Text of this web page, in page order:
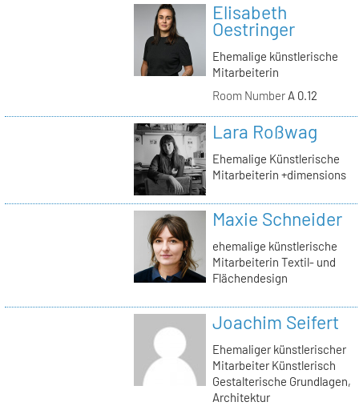
Elisabeth
Oestringer
Ehemalige künstlerische
Mitarbeiterin
Room NumberA 0.12
Lara Roßwag
Ehemalige Künstlerische
Mitarbeiterin +dimensions
Maxie Schneider
ehemalige künstlerische
Mitarbeiterin Textil- und
Flächendesign
Joachim Seifert
Ehemaliger künstlerischer
Mitarbeiter Künstlerisch
Gestalterische Grundlagen,
Architektur